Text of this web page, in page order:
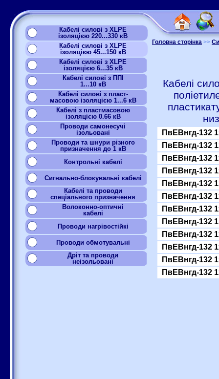
Кабелі силові з XLPE
ізоляцією 220...330 кВ
Кабелі силові з XLPE
ізоляцією 45...150 кВ
Кабелі силові з XLPE
ізоляцією 6...35 кВ
Кабелі силові з ППІ
1...10 кВ
Кабелі силові з пласт-
масовою ізоляцією 1...6 кВ
Кабелі з пластмасовою
ізоляцією 0.66 кВ
Проводи самонесучі
ізольовані
Проводи та шнури різного
призначення до 1 кВ
Контрольні кабелі
Сигнально-блокувальні кабелі
Кабелі та проводи
спеціального призначення
Волоконно-оптичні
кабелі
Проводи нагрівостійкі
Проводи обмотувальні
Дріт та проводи
неізольовані
Головна сторінка >>
Кабелі
ПвЕВнгд-132
ПвЕВнгд-132
ПвЕВнгд-132
ПвЕВнгд-132
ПвЕВнгд-132
ПвЕВнгд-132
ПвЕВнгд-132
ПвЕВнгд-132
ПвЕВнгд-132
ПвЕВнгд-132
ПвЕВнгд-132
ПвЕВнгд-132